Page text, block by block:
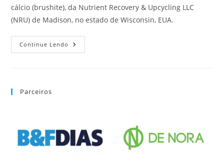
cálcio (brushite), da Nutrient Recovery & Upcycling LLC
(NRU) de Madison, no estado de Wisconsin, EUA.
Continue Lendo
Parceiros